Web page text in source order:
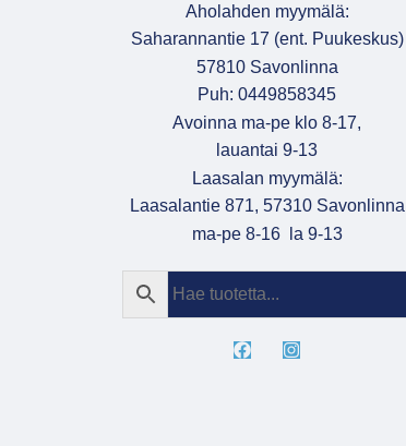
Aholahden myymälä:
Saharannantie 17 (ent. Puukeskus)
57810 Savonlinna
Puh: 0449858345
Avoinna ma-pe klo 8-17,
lauantai 9-13
Laasalan myymälä:
Laasalantie 871, 57310 Savonlinna
ma-pe 8-16 la 9-13